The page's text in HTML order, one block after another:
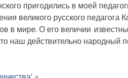
пригодились в моей
великого русского педагога
в мире. О его величии
наш действительно народный